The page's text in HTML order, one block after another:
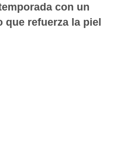
con un
que refuerza la piel